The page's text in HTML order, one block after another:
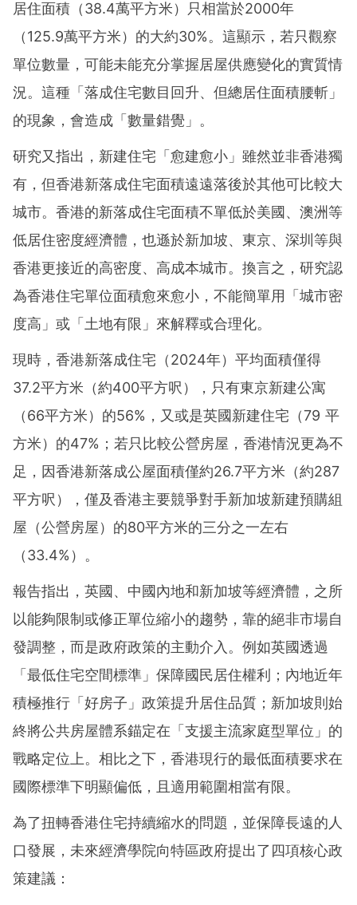
居住面積（38.4萬平方米）只相當於2000年
（125.9萬平方米）的大約30%。這顯示，若只觀察
單位數量，可能未能充分掌握居屋供應變化的實質情
況。這種「落成住宅數目回升、但總居住面積腰斬」
的現象，會造成「數量錯覺」。
研究又指出，新建住宅「愈建愈小」雖然並非香港獨
有，但香港新落成住宅面積遠遠落後於其他可比較大
城市。香港的新落成住宅面積不單低於美國、澳洲等
低居住密度經濟體，也遜於新加坡、東京、深圳等與
香港更接近的高密度、高成本城市。換言之，研究認
為香港住宅單位面積愈來愈小，不能簡單用「城市密
度高」或「土地有限」來解釋或合理化。
現時，香港新落成住宅（2024年）平均面積僅得
37.2平方米（約400平方呎），只有東京新建公寓
（66平方米）的56%，又或是英國新建住宅（79 平
方米）的47%；若只比較公營房屋，香港情況更為不
足，因香港新落成公屋面積僅約26.7平方米（約287
平方呎），僅及香港主要競爭對手新加坡新建預購組
屋（公營房屋）的80平方米的三分之一左右
（33.4%）。
報告指出，英國、中國內地和新加坡等經濟體，之所
以能夠限制或修正單位縮小的趨勢，靠的絕非市場自
發調整，而是政府政策的主動介入。例如英國透過
「最低住宅空間標準」保障國民居住權利；內地近年
積極推行「好房子」政策提升居住品質；新加坡則始
終將公共房屋體系錨定在「支援主流家庭型單位」的
戰略定位上。相比之下，香港現行的最低面積要求在
國際標準下明顯偏低，且適用範圍相當有限。
為了扭轉香港住宅持續縮水的問題，並保障長遠的人
口發展，未來經濟學院向特區政府提出了四項核心政
策建議：